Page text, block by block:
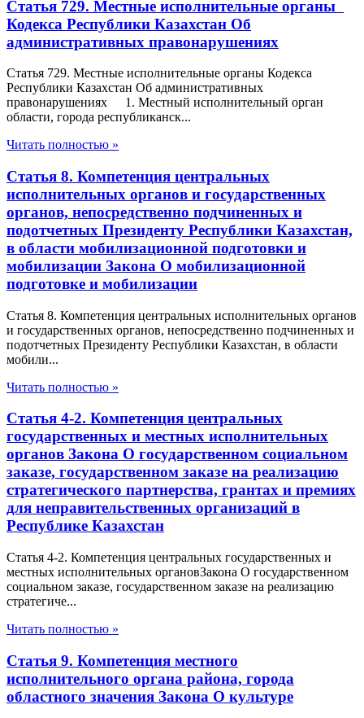
Статья 729. Местные исполнительные органы
Кодекса Республики Казахстан Об
административных правонарушениях
Статья 729. Местные исполнительные органы Кодекса
Республики Казахстан Об административных
правонарушениях 1. Местный исполнительный орган
области, города республиканск...
Читать полностью »
Статья 8. Компетенция центральных
исполнительных органов и государственных
органов, непосредственно подчиненных и
подотчетных Президенту Республики Казахстан,
в области мобилизационной подготовки и
мобилизации Закона О мобилизационной
подготовке и мобилизации
Статья 8. Компетенция центральных исполнительных органов
и государственных органов, непосредственно подчиненных и
подотчетных Президенту Республики Казахстан, в области
мобили...
Читать полностью »
Статья 4-2. Компетенция центральных
государственных и местных исполнительных
органов Закона О государственном социальном
заказе, государственном заказе на реализацию
стратегического партнерства, грантах и премиях
для неправительственных организаций в
Республике Казахстан
Статья 4-2. Компетенция центральных государственных и
местных исполнительных органовЗакона О государственном
социальном заказе, государственном заказе на реализацию
стратегиче...
Читать полностью »
Статья 9. Компетенция местного
исполнительного органа района, города
областного значения Закона О культуре